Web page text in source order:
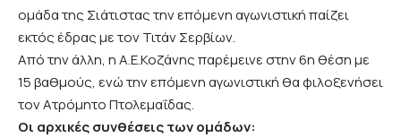
ομάδα της Σιάτιστας την επόμενη αγωνιστική παίζει
εκτός έδρας με τον Τιτάν Σερβίων.
Από την άλλη, η Α.Ε.Κοζάνης παρέμεινε στην 6η θέση με
15 βαθμούς, ενώ την επόμενη αγωνιστική θα φιλοξενήσει
τον Ατρόμητο Πτολεμαΐδας.
Οι αρχικές συνθέσεις των ομάδων: